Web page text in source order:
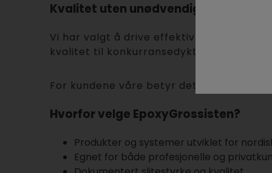
Kvalitet uten unødvendige kostnader
Vi har valgt å drive effektivt uten en
kvalitet til konkurransedyktige priser.
For kundene våre betyr det enkelt sagt:
Hvorfor velge EpoxyGrossisten?
Produkter og systemer utviklet for
Egnet for både profesjonelle og